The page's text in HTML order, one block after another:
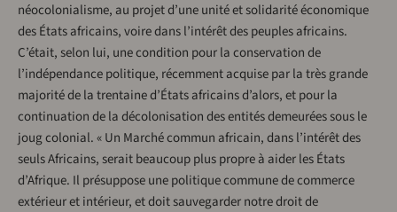
néocolonialisme, au projet d’une unité et solidarité économique
des États africains, voire dans l’intérêt des peuples africains.
C’était, selon lui, une condition pour la conservation de
l’indépendance politique, récemment acquise par la très grande
majorité de la trentaine d’États africains d’alors, et pour la
continuation de la décolonisation des entités demeurées sous le
joug colonial. « Un Marché commun africain, dans l’intérêt des
seuls Africains, serait beaucoup plus propre à aider les États
d’Afrique. Il présuppose une politique commune de commerce
extérieur et intérieur, et doit sauvegarder notre droit de